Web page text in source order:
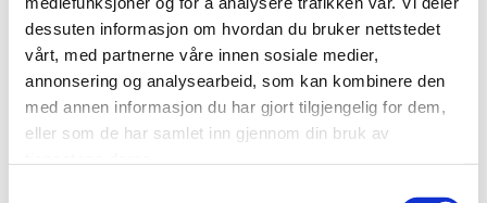
dessuten informasjon om hvordan du bruker nettstedet
vårt, med partnerne våre innen sosiale medier,
annonsering og analysearbeid, som kan kombinere den
med annen informasjon du har gjort tilgjengelig for dem,
eller som de har samlet inn gjennom din bruk av
LES MER BOOK
Bestselger